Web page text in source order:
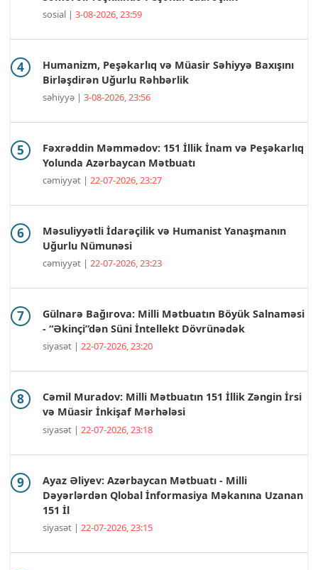
sosial | 3-08-2026, 23:59
Humanizm, Peşəkarlıq və Müasir Səhiyyə Baxışını
Birləşdirən Uğurlu Rəhbərlik
səhiyyə | 3-08-2026, 23:56
Fəxrəddin Məmmədov: 151 İllik İnam və Peşəkarlıq
Yolunda Azərbaycan Mətbuatı
cəmiyyət | 22-07-2026, 23:27
Məsuliyyətli İdarəçilik və Humanist Yanaşmanın
Uğurlu Nümunəsi
cəmiyyət | 22-07-2026, 23:23
Gülnarə Bağırova: Milli Mətbuatın Böyük Salnaməsi
- “Əkinçi”dən Süni İntellekt Dövrünədək
siyasət | 22-07-2026, 23:20
Cəmil Muradov: Milli Mətbuatın 151 İllik Zəngin İrsi
və Müasir İnkişaf Mərhələsi
siyasət | 22-07-2026, 23:18
Ayaz Əliyev: Azərbaycan Mətbuatı - Milli
Dəyərlərdən Qlobal İnformasiya Məkanına Uzanan
151 İl
siyasət | 22-07-2026, 23:15